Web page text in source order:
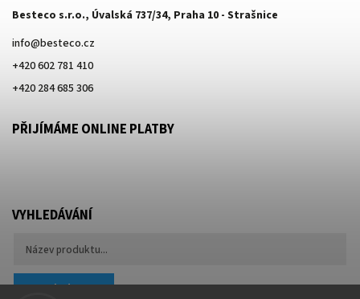
Besteco s.r.o., Úvalská 737/34, Praha 10 - Strašnice
info@besteco.cz
+420 602 781 410
+420 284 685 306
PŘIJÍMÁME ONLINE PLATBY
VYHLEDÁVÁNÍ
Hledat